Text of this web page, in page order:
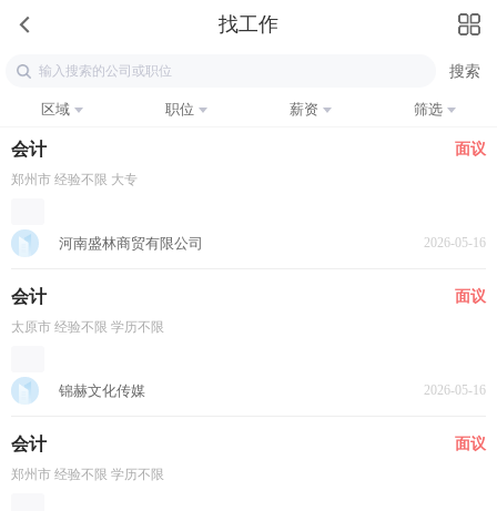
找工作
区域 职位 薪资 筛选
会计 面议
郑州市 经验不限 大专
河南盛林商贸有限公司 2026-05-16
会计 面议
太原市 经验不限 学历不限
锦赫文化传媒 2026-05-16
会计 面议
郑州市 经验不限 学历不限